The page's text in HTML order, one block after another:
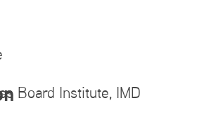
Board Institute, IMD